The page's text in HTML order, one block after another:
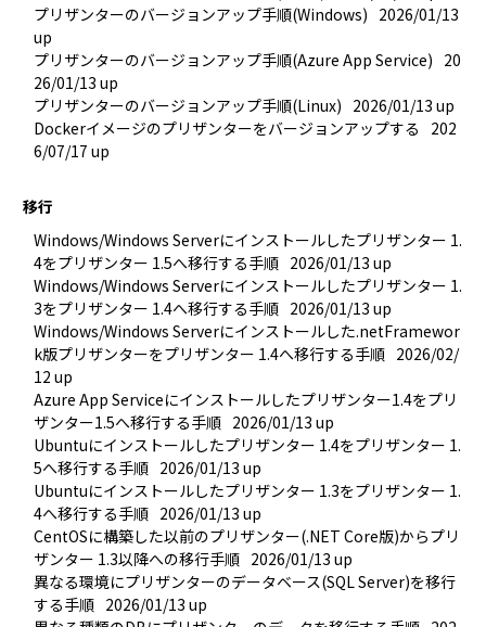
プリザンターのバージョンアップ手順(Windows) 2026/01/13
up
プリザンターのバージョンアップ手順(Azure App Service) 20
26/01/13 up
プリザンターのバージョンアップ手順(Linux) 2026/01/13 up
Dockerイメージのプリザンターをバージョンアップする
202
6/07/17 up
移行
Windows/Windows Serverにインストールしたプリザンター 1.
4をプリザンター 1.5へ移行する手順 2026/01/13 up
Windows/Windows Serverにインストールしたプリザンター 1.
3をプリザンター 1.4へ移行する手順 2026/01/13 up
Windows/Windows Serverにインストールした.netFramewor
k版プリザンターをプリザンター 1.4へ移行する手順 2026/02/
12 up
Azure App Serviceにインストールしたプリザンター1.4をプリ
ザンター1.5へ移行する手順 2026/01/13 up
Ubuntuにインストールしたプリザンター 1.4をプリザンター 1.
5へ移行する手順 2026/01/13 up
Ubuntuにインストールしたプリザンター 1.3をプリザンター 1.
4へ移行する手順 2026/01/13 up
CentOSに構築した以前のプリザンター(.NET Core版)からプリ
ザンター 1.3以降への移行手順 2026/01/13 up
異なる環境にプリザンターのデータベース(SQL Server)を移行
する手順 2026/01/13 up